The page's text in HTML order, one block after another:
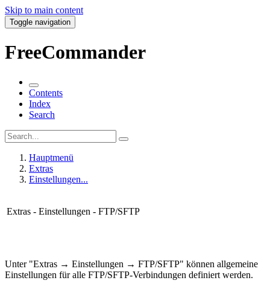
Skip to main content
Toggle navigation
FreeCommander
Contents
Index
Search
Hauptmenü
Extras
Einstellungen...
Extras - Einstellungen - FTP/SFTP
Unter "Extras → Einstellungen → FTP/SFTP" können allgemeine
Einstellungen für alle FTP/SFTP-Verbindungen definiert werden.